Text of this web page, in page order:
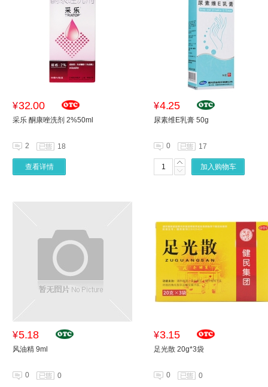
¥32.00
采乐 酮康唑洗剂 2%50ml
2 18
查看详情
¥4.25
尿素维E乳膏 50g
0 17
加入购物车
¥5.18
风油精 9ml
0 0
¥3.15
足光散 20g*3袋
0 0